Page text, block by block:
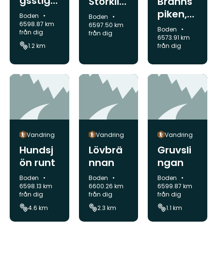
Åkerby
Kommun:
Boden
6598.87 km
från dig
1.2 km
ten
Kommun:
Boden
6597.50 km
från dig
piken,
Bodens
högsta
punkt
Kommun:
Boden
6573.91 km
från dig
Vandring
Hundsj
ön runt
Kommun:
Boden
6598.13 km
från dig
4.6 km
Vandring
Lövbrä
nnan
Kommun:
Boden
6600.26 km
från dig
2.3 km
Vandring
Gruvsli
ngan
Kommun:
Boden
6599.87 km
från dig
1.1 km